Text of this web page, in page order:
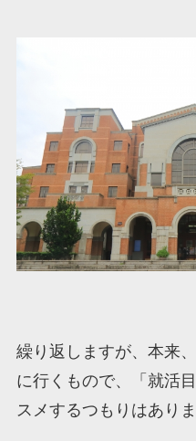
繰り返しますが、本来
に行くもので、「就活
スメするつもりはありま